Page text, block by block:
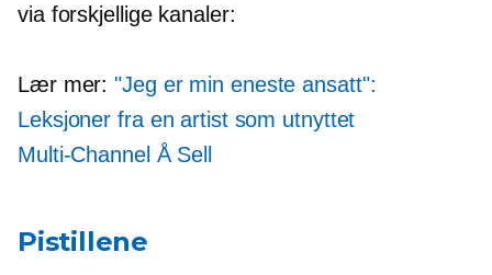
via forskjellige kanaler:
Lær mer:"Jeg er min eneste ansatt":
Leksjoner fra en artist som utnyttet
Multi-Channel Å Sell
Pistillene